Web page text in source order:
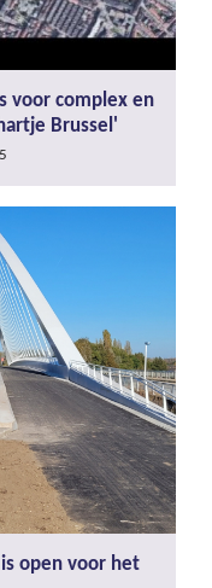
voor complex en
Brussel'
open voor het